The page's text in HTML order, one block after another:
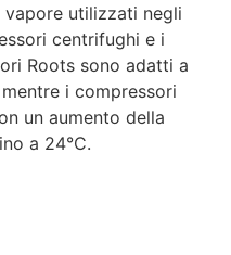
utilizzati negli
centrifughi e i
Roots sono adatti a
i compressori
un aumento della
a 24°C.